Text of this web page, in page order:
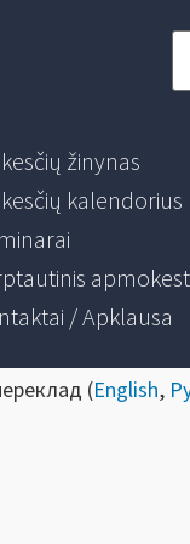
žinynas
kalendorius
/ Apklausa
(English,